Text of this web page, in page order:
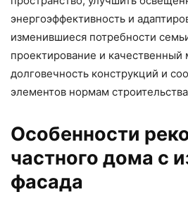
энергоэффективность и
изменившиеся потребности
проектирование и
долговечность конструкций и
элементов нормам
Особенности
частного дома с
фасада